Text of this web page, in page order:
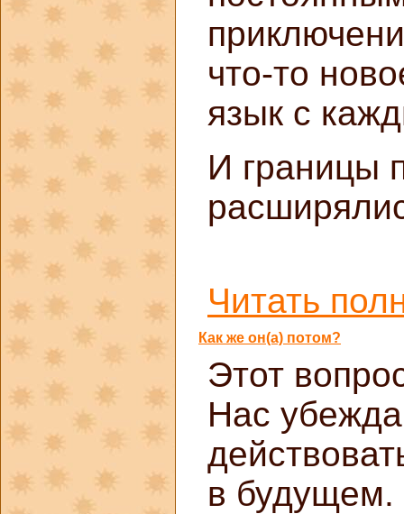
что-то
язык с
И границы
Читать
Как же он(а) потом?
Этот
Нас
в будущем.